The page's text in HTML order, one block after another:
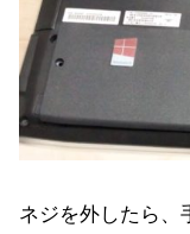
ネジを外したら、